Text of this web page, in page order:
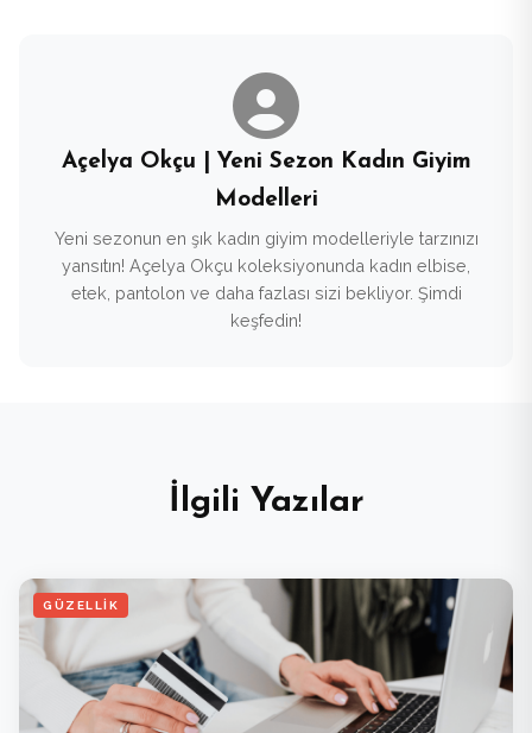
Açelya Okçu | Yeni Sezon Kadın Giyim
Modelleri
Yeni sezonun en şık kadın giyim modelleriyle tarzınızı
yansıtın! Açelya Okçu koleksiyonunda kadın elbise,
etek, pantolon ve daha fazlası sizi bekliyor. Şimdi
keşfedin!
İlgili Yazılar
GÜZELLIK